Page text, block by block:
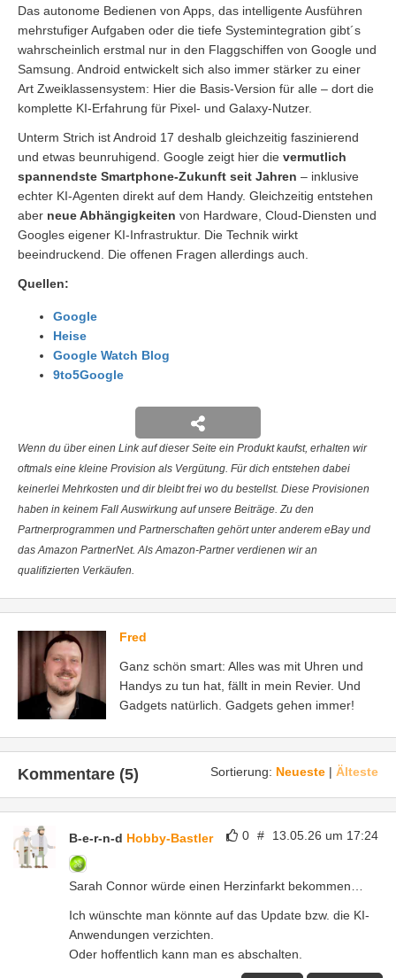
Das autonome Bedienen von Apps, das intelligente Ausführen
mehrstufiger Aufgaben oder die tiefe Systemintegration gibt´s
wahrscheinlich erstmal nur in den Flaggschiffen von Google und
Samsung. Android entwickelt sich also immer stärker zu einer
Art Zweiklassensystem: Hier die Basis-Version für alle – dort die
komplette KI-Erfahrung für Pixel- und Galaxy-Nutzer.
Unterm Strich ist Android 17 deshalb gleichzeitig faszinierend
und etwas beunruhigend. Google zeigt hier die vermutlich
spannendste Smartphone-Zukunft seit Jahren – inklusive
echter KI-Agenten direkt auf dem Handy. Gleichzeitig entstehen
aber neue Abhängigkeiten von Hardware, Cloud-Diensten und
Googles eigener KI-Infrastruktur. Die Technik wirkt
beeindruckend. Die offenen Fragen allerdings auch.
Quellen:
Google
Heise
Google Watch Blog
9to5Google
Wenn du über einen Link auf dieser Seite ein Produkt kaufst, erhalten wir
oftmals eine kleine Provision als Vergütung. Für dich entstehen dabei
keinerlei Mehrkosten und dir bleibt frei wo du bestellst. Diese Provisionen
haben in keinem Fall Auswirkung auf unsere Beiträge. Zu den
Partnerprogrammen und Partnerschaften gehört unter anderem eBay und
das Amazon PartnerNet. Als Amazon-Partner verdienen wir an
qualifizierten Verkäufen.
Fred
Ganz schön smart: Alles was mit Uhren und
Handys zu tun hat, fällt in mein Revier. Und
Gadgets natürlich. Gadgets gehen immer!
Sortierung: Neueste | Älteste
Kommentare (5)
0 # 13.05.26 um 17:24
B-e-r-n-d Hobby-Bastler
Sarah Connor würde einen Herzinfarkt bekommen…
Ich wünschte man könnte auf das Update bzw. die KI-
Anwendungen verzichten.
Oder hoffentlich kann man es abschalten.